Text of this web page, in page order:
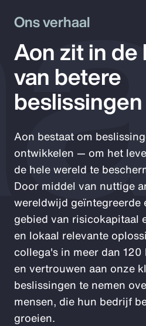
Ons verhaal
Aon zit in
van betere
beslissingen
Aon bestaat om
ontwikkelen — om het
de hele wereld te
Door middel van nuttige
wereldwijd geïntegreerde
gebied van risicokapitaal
en lokaal relevante
collega's in meer dan
en vertrouwen aan onze
beslissingen te nemen
mensen, die hun bedrijf
groeien.